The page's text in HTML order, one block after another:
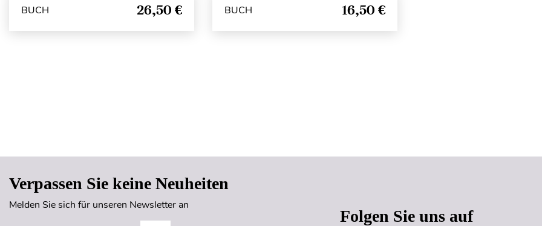
BUCH 26,50 € BUCH 16,50 €
Verpassen Sie keine Neuheiten
Melden Sie sich für unseren Newsletter an
Folgen Sie uns auf